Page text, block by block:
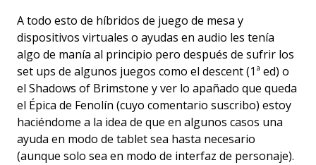
A todo esto de híbridos de juego de mesa y
dispositivos virtuales o ayudas en audio les tenía
algo de manía al principio pero después de sufrir los
set ups de algunos juegos como el descent (1ª ed) o
el Shadows of Brimstone y ver lo apañado que queda
el Épica de Fenolín (cuyo comentario suscribo) estoy
haciéndome a la idea de que en algunos casos una
ayuda en modo de tablet sea hasta necesario
(aunque solo sea en modo de interfaz de personaje).